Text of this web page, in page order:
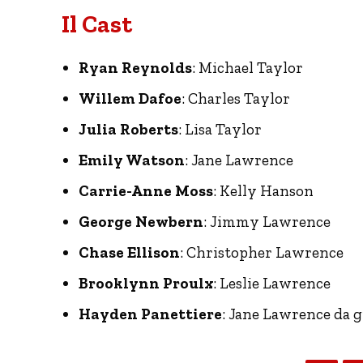
Il Cast
Ryan Reynolds: Michael Taylor
Willem Dafoe: Charles Taylor
Julia Roberts: Lisa Taylor
Emily Watson: Jane Lawrence
Carrie-Anne Moss: Kelly Hanson
George Newbern: Jimmy Lawrence
Chase Ellison: Christopher Lawrence
Brooklynn Proulx: Leslie Lawrence
Hayden Panettiere: Jane Lawrence da